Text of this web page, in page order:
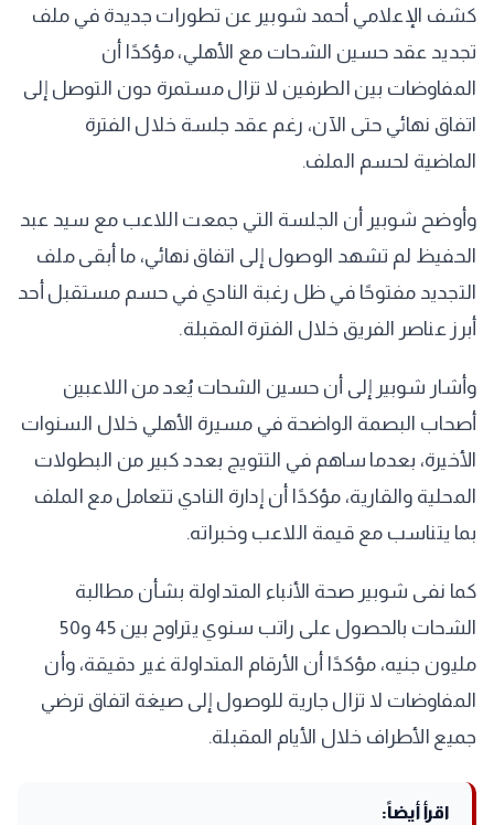
كشف الإعلامي أحمد شوبير عن تطورات جديدة في ملف
تجديد عقد حسين الشحات مع الأهلي، مؤكدًا أن
المفاوضات بين الطرفين لا تزال مستمرة دون التوصل إلى
اتفاق نهائي حتى الآن، رغم عقد جلسة خلال الفترة
الماضية لحسم الملف.
وأوضح شوبير أن الجلسة التي جمعت اللاعب مع سيد عبد
الحفيظ لم تشهد الوصول إلى اتفاق نهائي، ما أبقى ملف
التجديد مفتوحًا في ظل رغبة النادي في حسم مستقبل أحد
أبرز عناصر الفريق خلال الفترة المقبلة.
وأشار شوبير إلى أن حسين الشحات يُعد من اللاعبين
أصحاب البصمة الواضحة في مسيرة الأهلي خلال السنوات
الأخيرة، بعدما ساهم في التتويج بعدد كبير من البطولات
المحلية والقارية، مؤكدًا أن إدارة النادي تتعامل مع الملف
بما يتناسب مع قيمة اللاعب وخبراته.
كما نفى شوبير صحة الأنباء المتداولة بشأن مطالبة
الشحات بالحصول على راتب سنوي يتراوح بين 45 و50
مليون جنيه، مؤكدًا أن الأرقام المتداولة غير دقيقة، وأن
المفاوضات لا تزال جارية للوصول إلى صيغة اتفاق ترضي
جميع الأطراف خلال الأيام المقبلة.
اقرأ أيضاً: